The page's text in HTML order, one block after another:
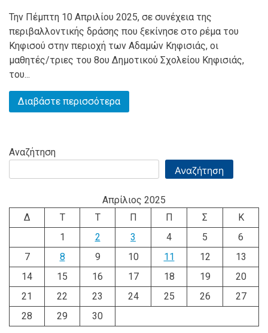
Την Πέμπτη 10 Απριλίου 2025, σε συνέχεια της
περιβαλλοντικής δράσης που ξεκίνησε στο ρέμα του
Κηφισού στην περιοχή των Αδαμών Κηφισιάς, οι
μαθητές/τριες του 8ου Δημοτικού Σχολείου Κηφισιάς,
του...
Διαβάστε περισσότερα
Αναζήτηση
Αναζήτηση
Απρίλιος 2025
Δ
Τ Τ Π Π Σ
Κ
1
2 3 4 5
6
7
8 9 10 11 12
13
14
15 16 17 18 19
20
21
22 23 24 25 26
27
28
29 30